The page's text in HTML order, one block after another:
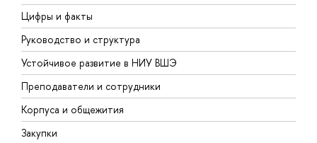
Цифры и факты
Руководство и структура
Устойчивое развитие в НИУ ВШЭ
Преподаватели и сотрудники
Корпуса и общежития
Закупки